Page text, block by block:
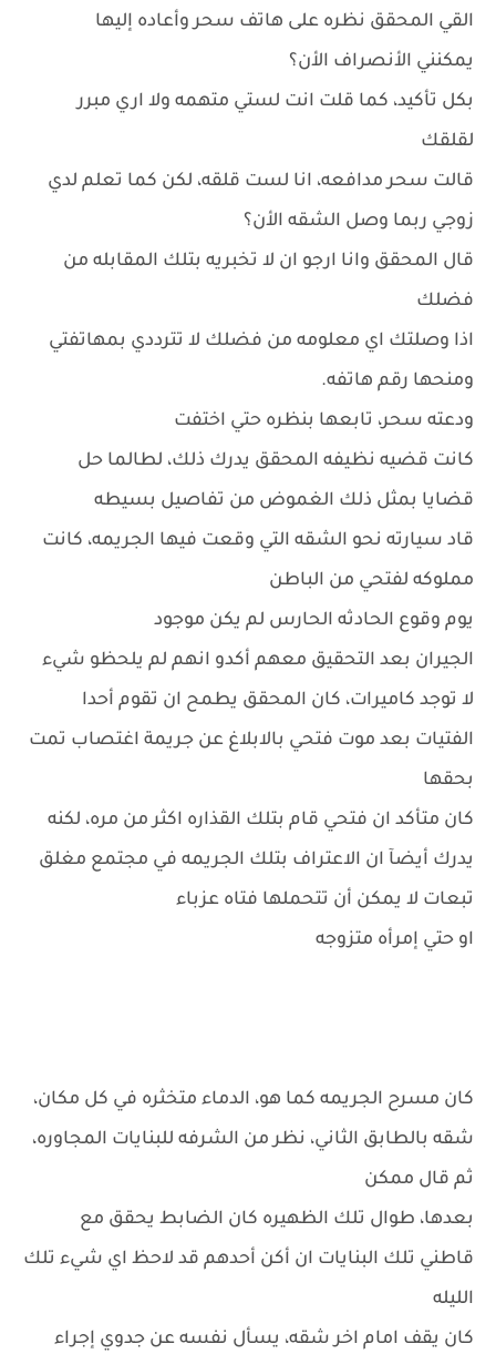
القي المحقق نظره على هاتف سحر وأعاده إليها
يمكنني الأنصراف الأن؟
بكل تأكيد، كما قلت انت لستي متهمه ولا اري مبرر
لقلقك
قالت سحر مدافعه، انا لست قلقه، لكن كما تعلم لدي
زوجي ربما وصل الشقه الأن؟
قال المحقق وانا ارجو ان لا تخبريه بتلك المقابله من
فضلك
اذا وصلتك اي معلومه من فضلك لا تترددي بمهاتفتي
ومنحها رقم هاتفه.
ودعته سحر، تابعها بنظره حتي اختفت
كانت قضيه نظيفه المحقق يدرك ذلك، لطالما حل
قضايا بمثل ذلك الغموض من تفاصيل بسيطه
قاد سيارته نحو الشقه التي وقعت فيها الجريمه، كانت
مملوكه لفتحي من الباطن
يوم وقوع الحادثه الحارس لم يكن موجود
الجيران بعد التحقيق معهم أكدو انهم لم يلحظو شيء
لا توجد كاميرات، كان المحقق يطمح ان تقوم أحدا
الفتيات بعد موت فتحي بالابلاغ عن جريمة اغتصاب تمت
بحقها
كان متأكد ان فتحي قام بتلك القذاره اكثر من مره، لكنه
يدرك أيضآ ان الاعتراف بتلك الجريمه في مجتمع مغلق
تبعات لا يمكن أن تتحملها فتاه عزباء
او حتي إمرأه متزوجه
كان مسرح الجريمه كما هو، الدماء متخثره في كل مكان،
شقه بالطابق الثاني، نظر من الشرفه للبنايات المجاوره،
ثم قال ممكن
بعدها، طوال تلك الظهيره كان الضابط يحقق مع
قاطني تلك البنايات ان أكن أحدهم قد لاحظ اي شيء تلك
الليله
كان يقف امام اخر شقه، يسأل نفسه عن جدوي إجراء